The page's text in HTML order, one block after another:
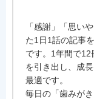
「感謝」「思い
た1日1話の記事
です。1年間で
を引き出し、成
最適です。
毎日の「歯みが